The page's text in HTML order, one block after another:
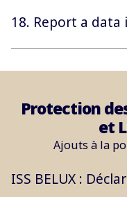
18. Report a data
Protection
et
Ajouts à la
ISS BELUX :